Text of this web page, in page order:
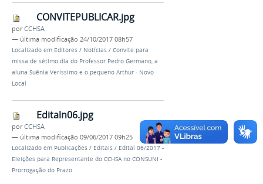
CONVITEPUBLICAR.jpg
porCCHSA
— última modificação 24/10/2017 08h57
Localizado em Editores / Notícias / Convite para
missa de sétimo dia do Professor Pedro Germano, a
aluna Suênia Veríssimo e o pequeno Arthur - Novo
Local
Editaln06.jpg
porCCHSA
— última modificação 09/06/2017 09h25
Localizado em Publicações / Editais / Edital 06/2017 -
Eleições para Representante do CCHSA no CONSUNI -
Prorrogação do Prazo